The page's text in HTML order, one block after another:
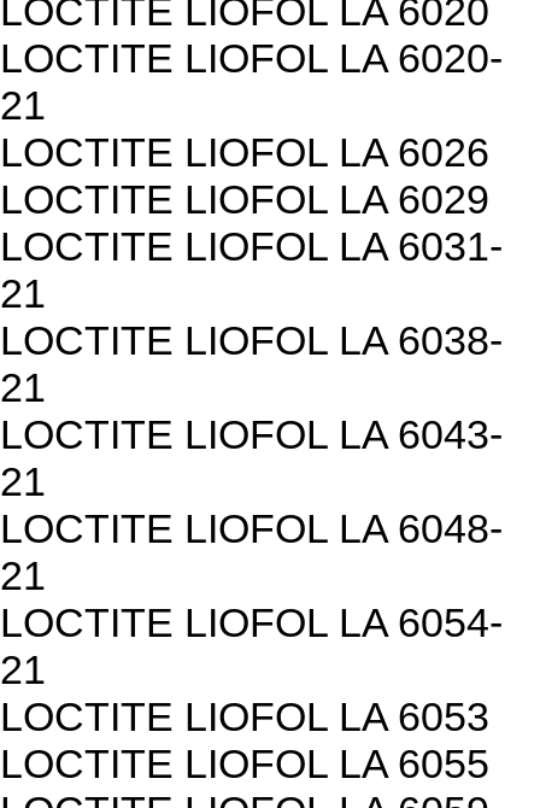
LOCTITE LIOFOL LA 6020
LOCTITE LIOFOL LA 6020-
21
LOCTITE LIOFOL LA 6026
LOCTITE LIOFOL LA 6029
LOCTITE LIOFOL LA 6031-
21
LOCTITE LIOFOL LA 6038-
21
LOCTITE LIOFOL LA 6043-
21
LOCTITE LIOFOL LA 6048-
21
LOCTITE LIOFOL LA 6054-
21
LOCTITE LIOFOL LA 6053
LOCTITE LIOFOL LA 6055